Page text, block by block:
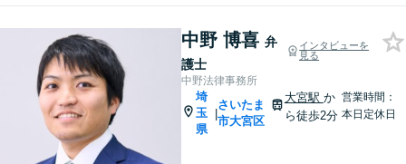
中野 博喜 弁
護士
インタビューを
見る
中野法律事務所
埼
玉
県
|
さいたま
市大宮区
大宮駅 か
ら徒歩2分
営業時間：
本日定休日